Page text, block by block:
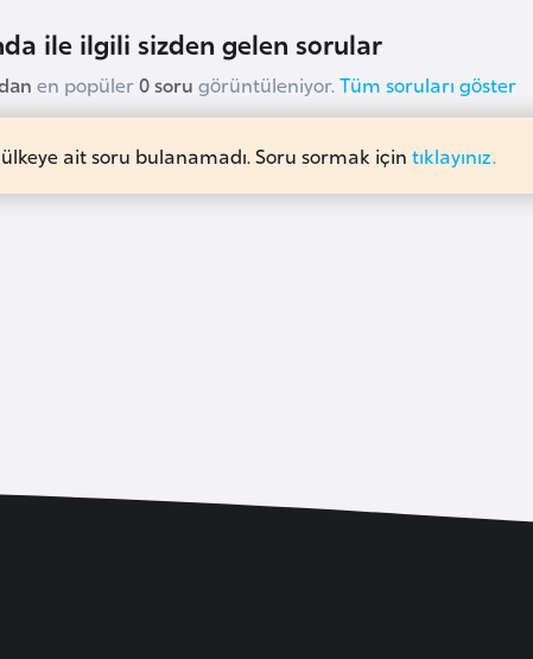
ile ilgili sizden gelen sorular
en popüler0 soru görüntüleniyor.Tüm soruları göster
ait soru bulanamadı. Soru sormak için tıklayınız.